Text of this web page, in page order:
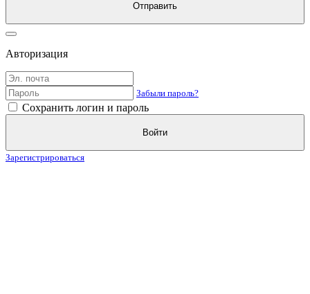
Отправить
Авторизация
Забыли пароль?
Сохранить логин и пароль
Войти
Зарегистрироваться